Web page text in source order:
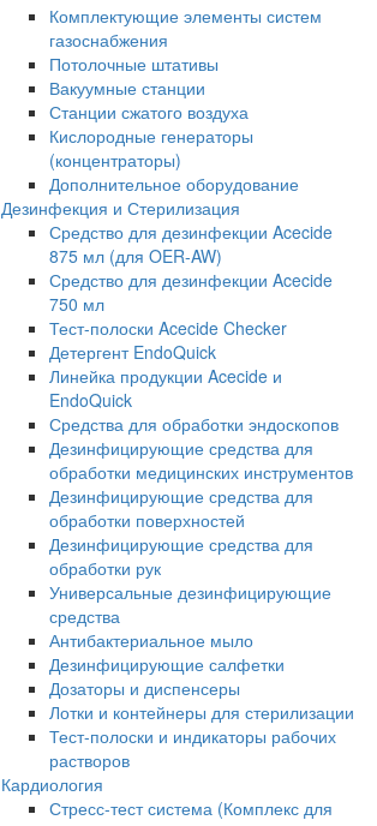
Комплектующие элементы систем
газоснабжения
Потолочные штативы
Вакуумные станции
Станции сжатого воздуха
Кислородные генераторы
(концентраторы)
Дополнительное оборудование
Дезинфекция и Стерилизация
Средство для дезинфекции Acecide
875 мл (для OER-AW)
Средство для дезинфекции Acecide
750 мл
Тест-полоски Acecide Checker
Детергент EndoQuick
Линейка продукции Acecide и
EndoQuick
Средства для обработки эндоскопов
Дезинфицирующие средства для
обработки медицинских инструментов
Дезинфицирующие средства для
обработки поверхностей
Дезинфицирующие средства для
обработки рук
Универсальные дезинфицирующие
средства
Антибактериальное мыло
Дезинфицирующие салфетки
Дозаторы и диспенсеры
Лотки и контейнеры для стерилизации
Тест-полоски и индикаторы рабочих
растворов
Кардиология
Стресс-тест система (Комплекс для